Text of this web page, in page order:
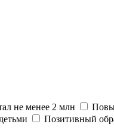
не менее 2 млн
Позитивный